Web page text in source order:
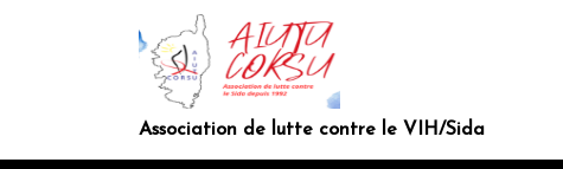
Association de lutte contre le VIH/Sida